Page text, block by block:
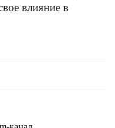
влияние в